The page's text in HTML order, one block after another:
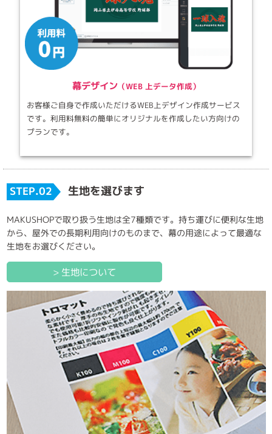
幕デザイン（WEB 上データ作成）
お客様ご自身で作成いただけるWEB上デザイン作成サービス
です。利用料無料の簡単にオリジナルを作成したい方向けの
プランです。
STEP.02 生地を選びます
MAKUSHOPで取り扱う生地は全7種類です。持ち運びに便利な生地
から、屋外での長期利用向けのものまで、幕の用途によって最適な
生地をお選びください。
> 生地について